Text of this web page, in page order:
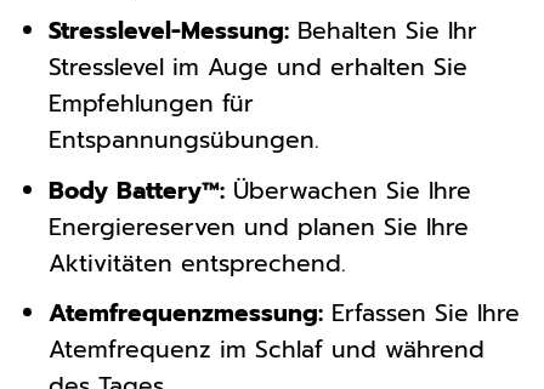
Stresslevel-Messung:Behalten Sie Ihr
Stresslevel im Auge und erhalten Sie
Empfehlungen für
Entspannungsübungen.
Body Battery™:Überwachen Sie Ihre
Energiereserven und planen Sie Ihre
Aktivitäten entsprechend.
Atemfrequenzmessung:Erfassen Sie Ihre
Atemfrequenz im Schlaf und während